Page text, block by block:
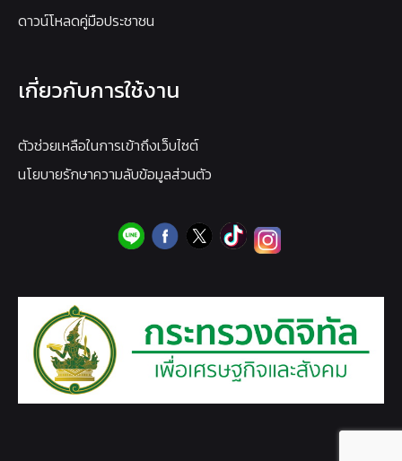
ดาวน์โหลดคู่มือประชาชน
เกี่ยวกับการใช้งาน
ตัวช่วยเหลือในการเข้าถึงเว็บไซต์
นโยบายรักษาความลับข้อมูลส่วนตัว